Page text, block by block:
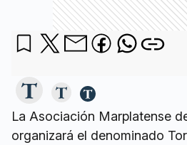
La Asociación Marplatense
organizará el denominado